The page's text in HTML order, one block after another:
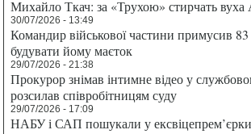
Михайло Ткач: за «Трухою» стирчать вуха
30/07/2026 - 13:49
Командир військової частини примусив 83
будувати йому маєток
29/07/2026 - 21:38
Прокурор знімав інтимне відео у
розсилав співробітницям суду
29/07/2026 - 17:09
НАБУ і САП пошукали у